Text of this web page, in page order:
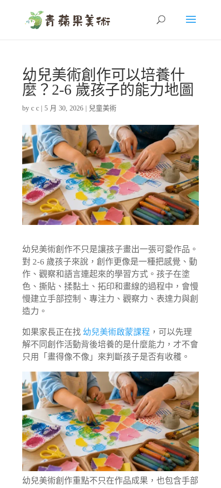
幼兒美術創作可以培養什
麼？2-6 歲孩子的能力地圖
by c c| 5 月 30, 2026| 兒童美術
幼兒美術創作不只是讓孩子畫出一張可愛作品。
對 2-6 歲孩子來說，創作更像是一種把感覺、動
作、觀察和語言連起來的學習方式。孩子在塗
色、撕貼、揉黏土、拓印和畫線的過程中，會慢
慢建立手部控制、專注力、觀察力、表達力與創
造力。
如果家長正在找 幼兒美術啟蒙課程 ，可以先理
解不同創作活動背後培養的是什麼能力，才不會
只用「畫得像不像」來判斷孩子是否有收穫。
幼兒美術創作重點不只在作品成果，也包含手部